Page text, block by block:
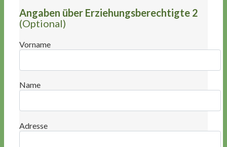
Angaben über Erziehungsberechtigte 2
(Optional)
Vorname
Name
Adresse